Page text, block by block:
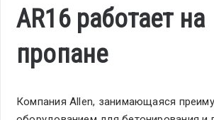
AR16 работает на
пропане
Компания Allen, занимающаяся